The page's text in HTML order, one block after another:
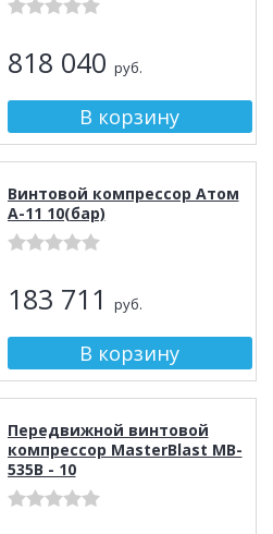
818 040 руб.
Винтовой компрессор Атом
А-11 10(бар)
183 711 руб.
Передвижной винтовой
компрессор MasterBlast MB-
535B - 10